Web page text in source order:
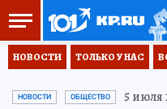
НОВОСТИ ТОЛЬКО У НАС
НОВОСТИ ОБЩЕСТВО 5 июля